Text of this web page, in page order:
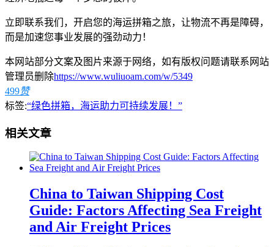
立即联系我们，开启您的海运拼箱之旅，让物流不再是障碍，
而是加速您事业发展的强劲动力！
本网站部分文案及图片来源于网络，如有版权问题请联系网站
管理员删除https://www.wuliuoam.com/w/5349
499赞
标签:“绿色拼箱，海运助力可持续发展！”‌
相关文章
China to Taiwan Shipping Cost
Guide: Factors Affecting Sea Freight
and Air Freight Prices